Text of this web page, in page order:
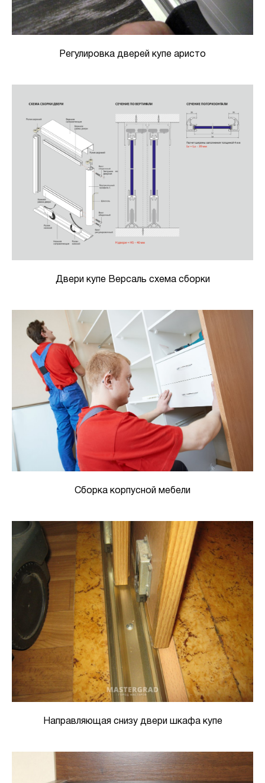
Регулировка дверей купе аристо
Двери купе Версаль схема сборки
Сборка корпусной мебели
Направляющая снизу двери шкафа купе